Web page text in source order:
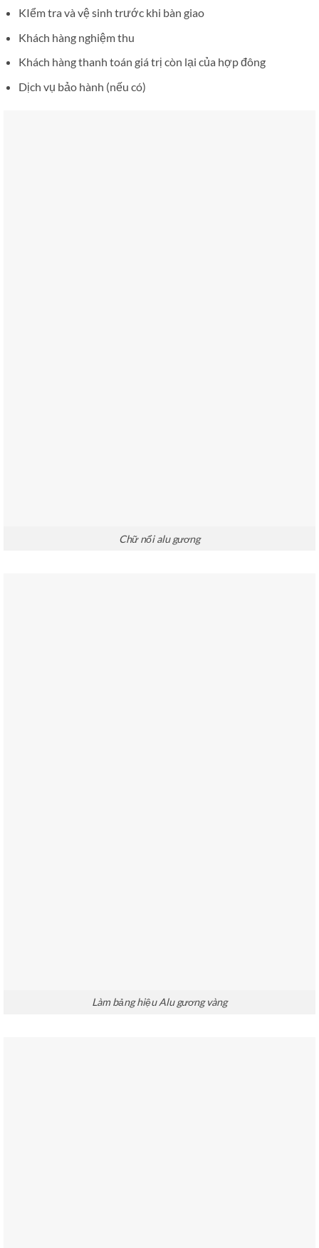
KIểm tra và vệ sinh trước khi bàn giao
Khách hàng nghiệm thu
Khách hàng thanh toán giá trị còn lại của hợp đông
Dịch vụ bảo hành (nếu có)
Chữ nổi alu gương
Làm bảng hiệu Alu gương vàng